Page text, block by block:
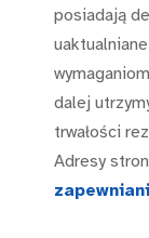
posiadają
dalej
trwałości
Adresy